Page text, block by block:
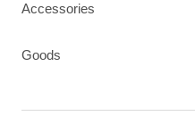
Accessories
Goods